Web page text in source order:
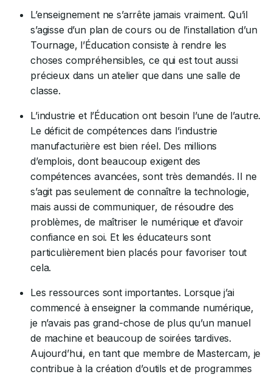
L’enseignement ne s’arrête jamais vraiment. Qu’il
s’agisse d’un plan de cours ou de l’installation d’un
Tournage, l’Éducation consiste à rendre les
choses compréhensibles, ce qui est tout aussi
précieux dans un atelier que dans une salle de
classe.
L’industrie et l’Éducation ont besoin l’une de l’autre.
Le déficit de compétences dans l’industrie
manufacturière est bien réel. Des millions
d’emplois, dont beaucoup exigent des
compétences avancées, sont très demandés. Il ne
s’agit pas seulement de connaître la technologie,
mais aussi de communiquer, de résoudre des
problèmes, de maîtriser le numérique et d’avoir
confiance en soi. Et les éducateurs sont
particulièrement bien placés pour favoriser tout
cela.
Les ressources sont importantes. Lorsque j’ai
commencé à enseigner la commande numérique,
je n’avais pas grand-chose de plus qu’un manuel
de machine et beaucoup de soirées tardives.
Aujourd’hui, en tant que membre de Mastercam, je
contribue à la création d’outils et de programmes